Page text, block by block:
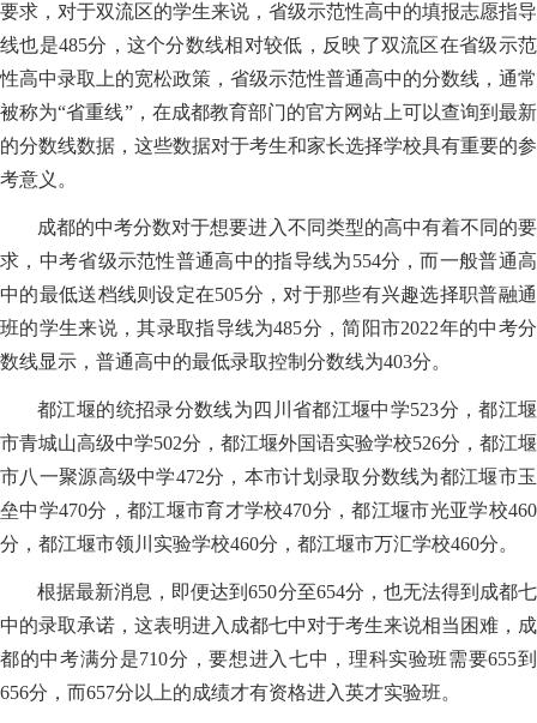
要求，对于双流区的学生来说，省级示范性高中的填报志愿指导
线也是485分，这个分数线相对较低，反映了双流区在省级示范
性高中录取上的宽松政策，省级示范性普通高中的分数线，通常
被称为“省重线”，在成都教育部门的官方网站上可以查询到最新
的分数线数据，这些数据对于考生和家长选择学校具有重要的参
考意义。
成都的中考分数对于想要进入不同类型的高中有着不同的要
求，中考省级示范性普通高中的指导线为554分，而一般普通高
中的最低送档线则设定在505分，对于那些有兴趣选择职普融通
班的学生来说，其录取指导线为485分，简阳市2022年的中考分
数线显示，普通高中的最低录取控制分数线为403分。
都江堰的统招录分数线为四川省都江堰中学523分，都江堰
市青城山高级中学502分，都江堰外国语实验学校526分，都江堰
市八一聚源高级中学472分，本市计划录取分数线为都江堰市玉
垒中学470分，都江堰市育才学校470分，都江堰市光亚学校460
分，都江堰市领川实验学校460分，都江堰市万汇学校460分。
根据最新消息，即便达到650分至654分，也无法得到成都七
中的录取承诺，这表明进入成都七中对于考生来说相当困难，成
都的中考满分是710分，要想进入七中，理科实验班需要655到
656分，而657分以上的成绩才有资格进入英才实验班。